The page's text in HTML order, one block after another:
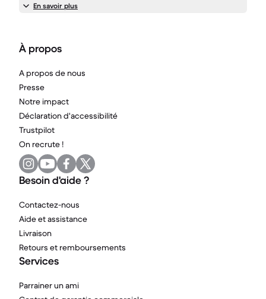
En savoir plus
À propos
A propos de nous
Presse
Notre impact
Déclaration d'accessibilité
Trustpilot
On recrute !
Besoin d'aide ?
Contactez-nous
Aide et assistance
Livraison
Retours et remboursements
Services
Parrainer un ami